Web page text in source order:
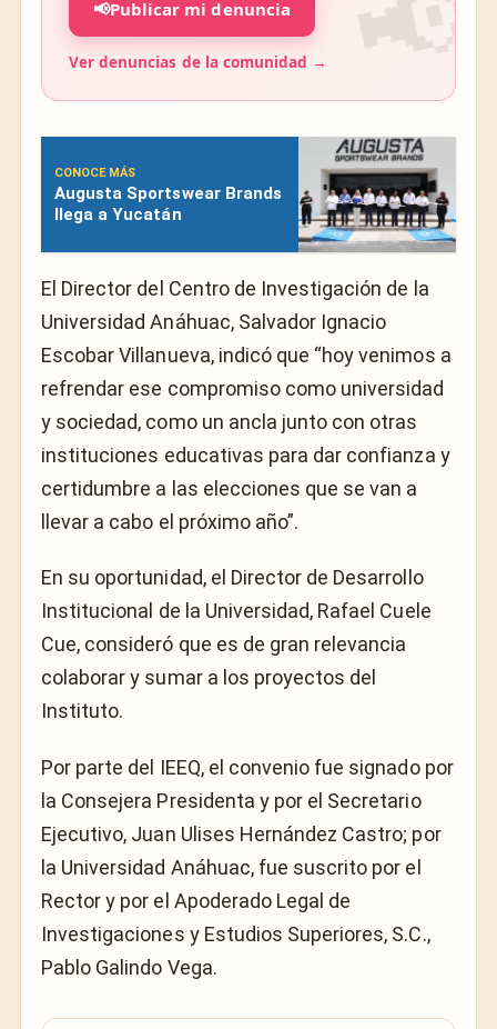
📢Publicar mi denuncia
Ver denuncias de la comunidad →
CONOCE MÁS
Augusta Sportswear Brands
llega a Yucatán
El Director del Centro de Investigación de la
Universidad Anáhuac, Salvador Ignacio
Escobar Villanueva, indicó que “hoy venimos a
refrendar ese compromiso como universidad
y sociedad, como un ancla junto con otras
instituciones educativas para dar confianza y
certidumbre a las elecciones que se van a
llevar a cabo el próximo año”.
En su oportunidad, el Director de Desarrollo
Institucional de la Universidad, Rafael Cuele
Cue, consideró que es de gran relevancia
colaborar y sumar a los proyectos del
Instituto.
Por parte del IEEQ, el convenio fue signado por
la Consejera Presidenta y por el Secretario
Ejecutivo, Juan Ulises Hernández Castro; por
la Universidad Anáhuac, fue suscrito por el
Rector y por el Apoderado Legal de
Investigaciones y Estudios Superiores, S.C.,
Pablo Galindo Vega.